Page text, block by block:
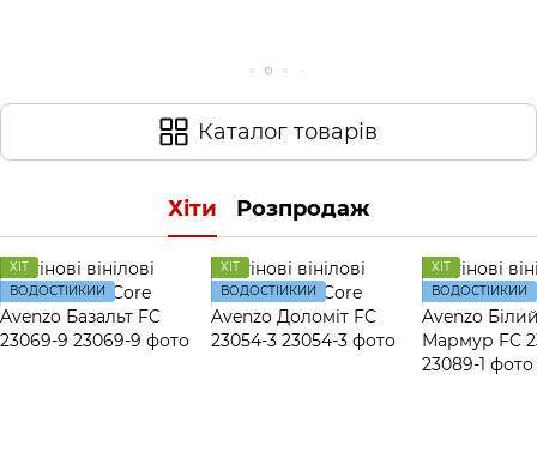
Каталог товарів
Хіти Розпродаж
ХІТ
ВОДОСТІЙКИЙ
ХІТ
ВОДОСТІЙКИЙ
ХІТ
ВОДОСТІЙКИЙ